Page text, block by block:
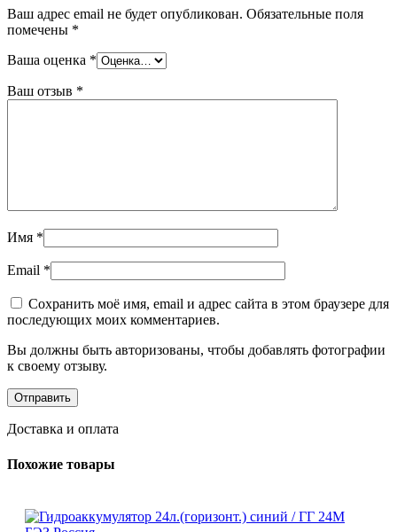
Ваш адрес email не будет опубликован. Обязательные поля
помечены *
Ваша оценка *
Ваш отзыв *
Имя *
Email *
Сохранить моё имя, email и адрес сайта в этом браузере для
последующих моих комментариев.
Вы должны быть авторизованы, чтобы добавлять фотографии
к своему отзыву.
Доставка и оплата
Похожие товары